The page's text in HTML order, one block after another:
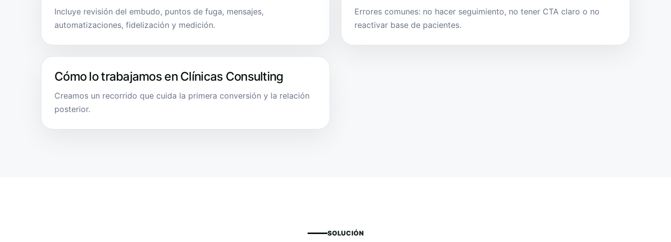
Incluye revisión del embudo, puntos de fuga, mensajes,
automatizaciones, fidelización y medición.
Errores comunes: no hacer seguimiento, no tener CTA claro o no
reactivar base de pacientes.
Cómo lo trabajamos en Clínicas Consulting
Creamos un recorrido que cuida la primera conversión y la relación
posterior.
SOLUCIÓN